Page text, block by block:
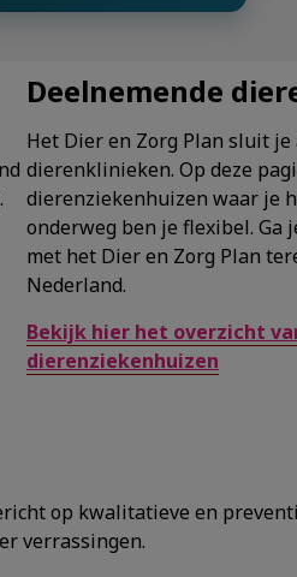
Deelnemende
Het Dier en Zorg Plan sluit
dierenklinieken. Op deze
dierenziekenhuizen waar je
onderweg ben je flexibel. Ga
met het Dier en Zorg Plan
Nederland.
Bekijk hier het overzicht
dierenziekenhuizen
op kwalitatieve en
verrassingen.